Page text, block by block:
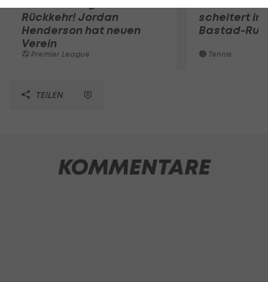
Rückkehr! Jordan
Henderson hat neuen
Verein
Premier League
scheitert in
Bastad-
Tennis
TEILEN
KOMMENTARE